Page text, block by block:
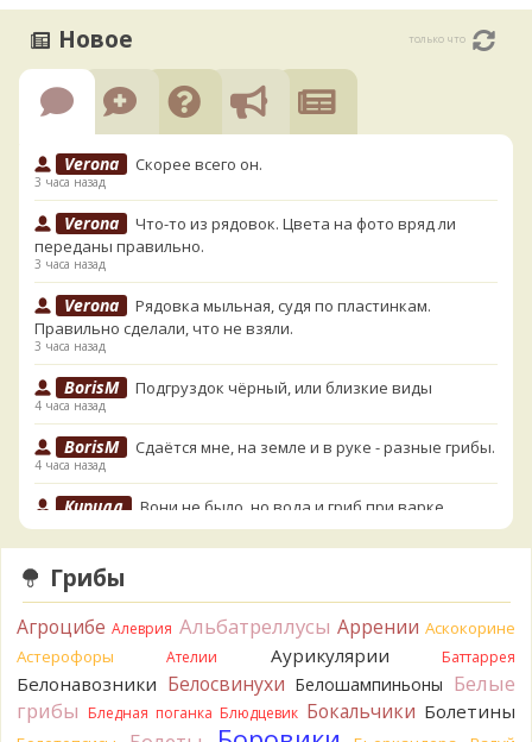
Новое только что
Verona Скорее всего он.
3 часа назад
Verona
Что-то из рядовок. Цвета на фото вряд ли
переданы правильно.
3 часа назад
Verona
Рядовка мыльная, судя по пластинкам.
Правильно сделали, что не взяли.
3 часа назад
BorisM Подгруздок чёрный, или близкие виды
4 часа назад
BorisM Сдаётся мне, на земле и в руке - разные грибы.
4 часа назад
Кирилл
Вони не было, но вода и гриб при варке
начали желтеть. Выкинул. Большое спасибо.
5 часов назад
Кирилл
5 часов назад
Tatiana_A
Да. Но они не все безоговорочно
съедобны.
6 часов назад
Tatiana_A
В следующий раз вырвите его целиком и
Грибы
Агроцибе Алеврия Альбатреллусы Аррении Аскокорине
Астерофоры
Ателии Аурикулярии Баттаррея
Белонавозники Белосвинухи Белошампиньоны Белые
грибы Бледная поганка Блюдцевик Бокальчики Болетины